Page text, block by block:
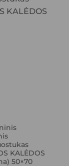
KALĖDOS
50×70